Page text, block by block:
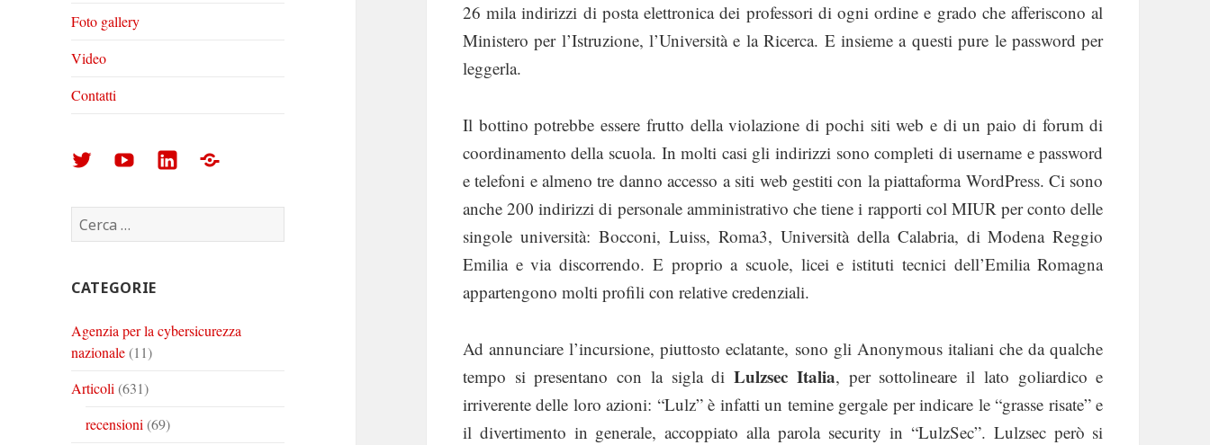
Foto gallery
Video
Contatti
Arturo
Corinto
su
Arturo
Corinto
su
Arturo
su
Foto
Ricerca
per:
CATEGORIE
Agenzia per la cybersicurezza
nazionale(11)
Articoli (631)
recensioni (69)
26 mila indirizzi di posta elettronica dei professori di ogni ordine e grado che afferiscono al
Ministero per l’Istruzione, l’Università e la Ricerca. E insieme a questi pure le password per
leggerla.
Il bottino potrebbe essere frutto della violazione di pochi siti web e di un paio di forum di
coordinamento della scuola. In molti casi gli indirizzi sono completi di username e password
e telefoni e almeno tre danno accesso a siti web gestiti con la piattaforma WordPress. Ci sono
anche 200 indirizzi di personale amministrativo che tiene i rapporti col MIUR per conto delle
singole università: Bocconi, Luiss, Roma3, Università della Calabria, di Modena Reggio
Emilia e via discorrendo. E proprio a scuole, licei e istituti tecnici dell’Emilia Romagna
appartengono molti profili con relative credenziali.
Ad annunciare l’incursione, piuttosto eclatante, sono gli Anonymous italiani che da qualche
tempo si presentano con la sigla diLulzsec Italia, per sottolineare il lato goliardico e
irriverente delle loro azioni: “Lulz” è infatti un temine gergale per indicare le “grasse risate” e
il divertimento in generale, accoppiato alla parola security in “LulzSec”. Lulzsec però si